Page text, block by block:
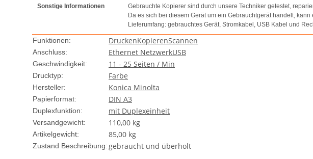
Sonstige Informationen
Gebrauchte Kopierer sind durch unsere Techniker getestet,
Da es sich bei diesem Gerät um ein Gebrauchtgerät handelt,
Lieferumfang: gebrauchtes Gerät, Stromkabel, USB Kabel und
Funktionen: DruckenKopierenScannen
Anschluss: Ethernet NetzwerkUSB
Geschwindigkeit: 11 - 25 Seiten / Min
Drucktyp: Farbe
Hersteller: Konica Minolta
Papierformat: DIN A3
Duplexfunktion: mit Duplexeinheit
Versandgewicht: 110,00 kg
Artikelgewicht: 85,00 kg
Zustand Beschreibung:gebraucht und überholt